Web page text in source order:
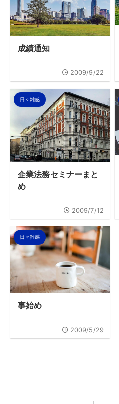
成績通知
2009/9/22
日々雑感
企業法務セミナーまと
め
2009/7/12
日々雑感
事始め
2009/5/29